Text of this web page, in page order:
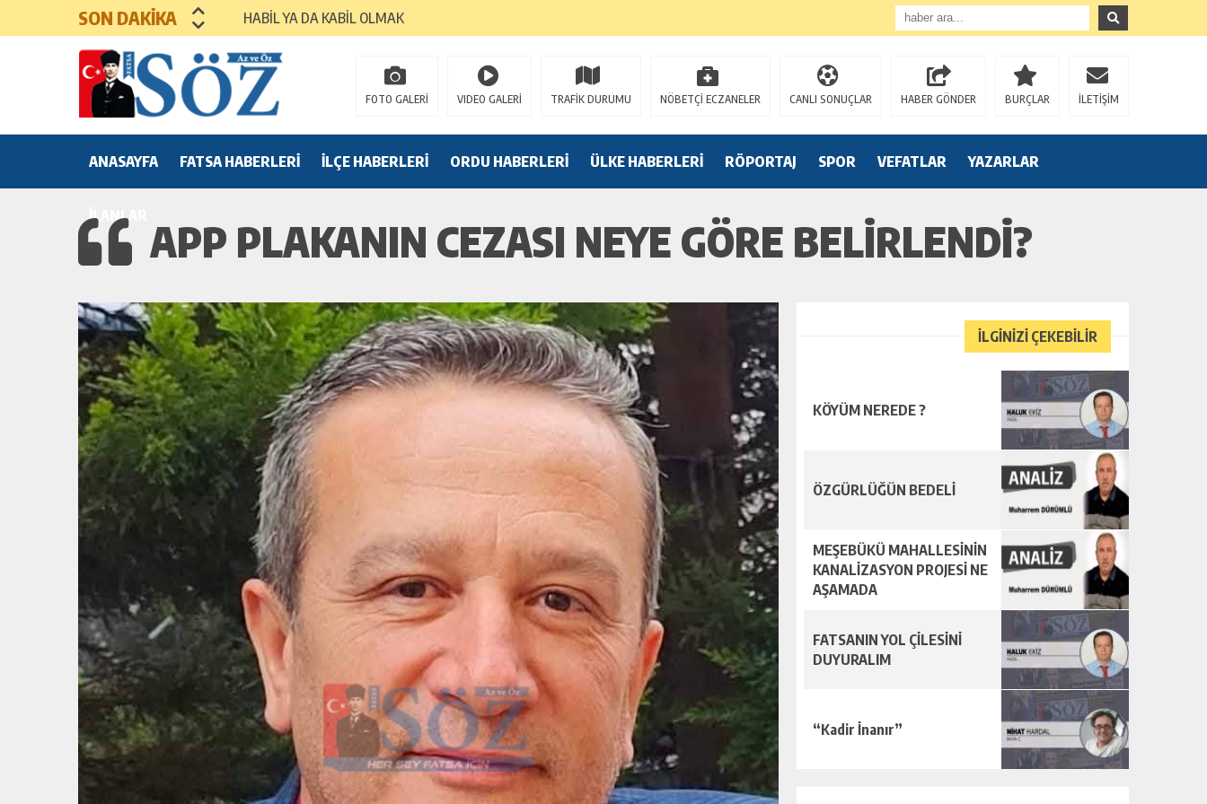
SON DAKİKA
HABİL YA DA KABİL OLMAK
MEZUNİYET TÖRENLERİ
FOTO GALERİ VIDEO GALERİ TRAFİK DURUMU NÖBETÇİ ECZANELER CANLI SONUÇLAR HABER GÖNDER BURÇLAR İLETİŞİM
ANASAYFA FATSA HABERLERİ İLÇE HABERLERİ ORDU HABERLERİ ÜLKE HABERLERİ RÖPORTAJ SPOR VEFATLAR YAZARLAR
İLANLAR APP PLAKANIN CEZASI NEYE GÖRE BELİRLENDİ?
İLGİNİZİ ÇEKEBİLİR
KÖYÜM NEREDE ?
ÖZGÜRLÜĞÜN BEDELİ
MEŞEBÜKÜ MAHALLESİNİN
KANALİZASYON PROJESİ NE
AŞAMADA
FATSANIN YOL ÇİLESİNİ
DUYURALIM
“Kadir İnanır”